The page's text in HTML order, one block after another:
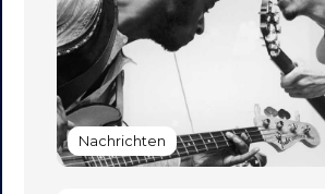
Nachrichten